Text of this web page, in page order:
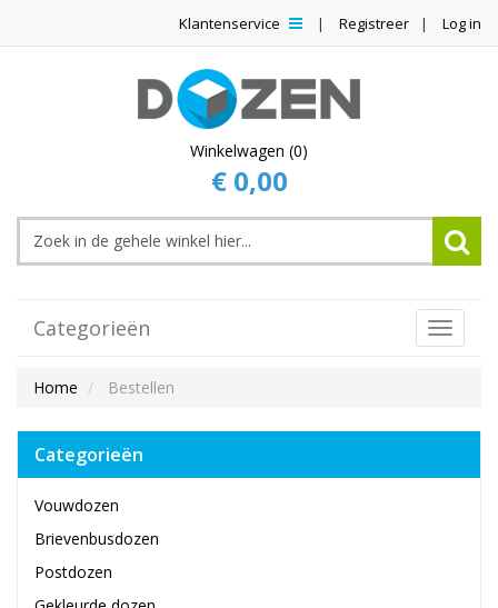
Klantenservice Registreer Log in
Winkelwagen (0)
€ 0,00
Categorieën
Toggle
Home
Bestellen
Categorieën
Vouwdozen
Brievenbusdozen
Postdozen